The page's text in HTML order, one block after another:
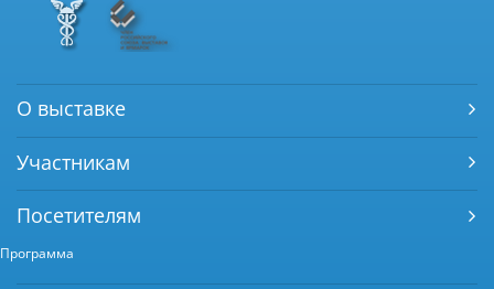
О выставке
Участникам
Посетителям
Программа